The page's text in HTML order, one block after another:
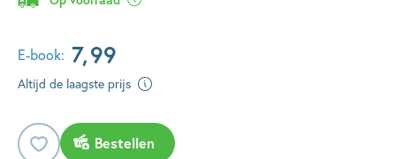
E-book: 7,99
Altijd de laagste prijs
Bestellen